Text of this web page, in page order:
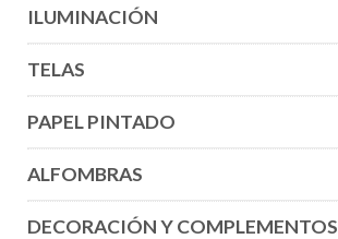
ILUMINACIÓN
TELAS
PAPEL PINTADO
ALFOMBRAS
DECORACIÓN Y COMPLEMENTOS